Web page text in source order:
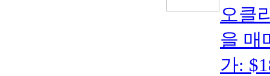
오클
을 매
가: